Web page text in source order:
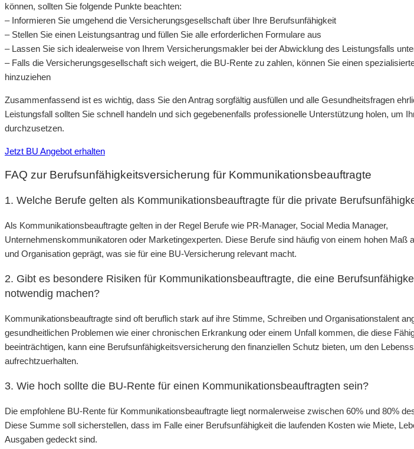
können, sollten Sie folgende Punkte beachten:
– Informieren Sie umgehend die Versicherungsgesellschaft über Ihre Berufsunfähigkeit
– Stellen Sie einen Leistungsantrag und füllen Sie alle erforderlichen Formulare aus
– Lassen Sie sich idealerweise von Ihrem Versicherungsmakler bei der Abwicklung des Leistungsfalls
– Falls die Versicherungsgesellschaft sich weigert, die BU-Rente zu zahlen, können Sie einen
hinzuziehen
Zusammenfassend ist es wichtig, dass Sie den Antrag sorgfältig ausfüllen und alle Gesundheitsfragen
Leistungsfall sollten Sie schnell handeln und sich gegebenenfalls professionelle Unterstützung holen, um
durchzusetzen.
Jetzt BU Angebot erhalten
FAQ zur Berufsunfähigkeitsversicherung für Kommunikationsbeauftragte
1. Welche Berufe gelten als Kommunikationsbeauftragte für die private
Als Kommunikationsbeauftragte gelten in der Regel Berufe wie PR-Manager, Social Media Manager,
Unternehmenskommunikatoren oder Marketingexperten. Diese Berufe sind häufig von einem hohen Maß
und Organisation geprägt, was sie für eine BU-Versicherung relevant macht.
2. Gibt es besondere Risiken für Kommunikationsbeauftragte, die eine
notwendig machen?
Kommunikationsbeauftragte sind oft beruflich stark auf ihre Stimme, Schreiben und Organisationstalent
gesundheitlichen Problemen wie einer chronischen Erkrankung oder einem Unfall kommen, die diese
beeinträchtigen, kann eine Berufsunfähigkeitsversicherung den finanziellen Schutz bieten, um den
aufrechtzuerhalten.
3. Wie hoch sollte die BU-Rente für einen Kommunikationsbeauftragten sein?
Die empfohlene BU-Rente für Kommunikationsbeauftragte liegt normalerweise zwischen 60% und 80%
Diese Summe soll sicherstellen, dass im Falle einer Berufsunfähigkeit die laufenden Kosten wie Miete,
Ausgaben gedeckt sind.